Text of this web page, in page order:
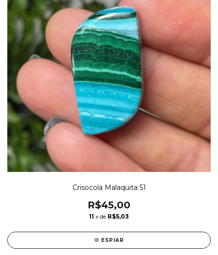
Crisocola Malaquita 51
R$45,00
11 x de R$5,03
ESPIAR